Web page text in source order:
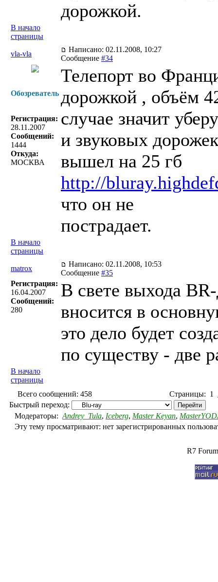
дорожкой.
В начало
страницы
vla-vla
Написано: 02.11.2008, 10:27
Сообщение #34
Обозреватель
Регистрация:
28.11.2007
Сообщений:
1444
Откуда:
МОСКВА
Телепорт во
дорожкой , объём
случае значит
и звуковых
вышел на 25 гб
http://
что он не
пострадает.
В начало
страницы
matrox
Написано: 02.11.2008, 10:53
Сообщение #35
Регистрация:
16.04.2007
Сообщений:
280
В свете выхода
вносится в
это дело будет
по существу - две
В начало
страницы
Всего сообщений: 458
Страницы: 1
Быстрый переход:
Модераторы: Andrey_Tula, Iceberg, Master Keyan,
Эту тему просматривают: нет зарегистрированных
R7